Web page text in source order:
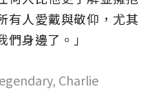
有人愛戴與敬仰，尤其
身邊了。」
Charlie